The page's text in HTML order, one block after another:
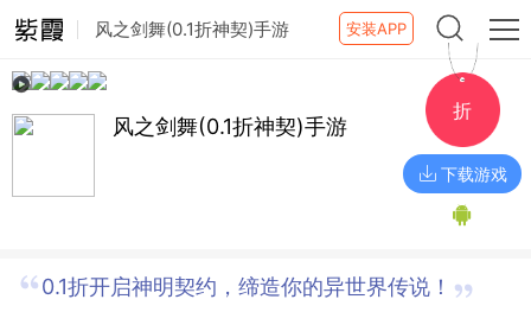
风之剑舞(0.1折神契)手游 安装APP
风之剑舞(0.1折神契)手游
折
下载游戏
0.1折开启神明契约，缔造你的异世界传说！